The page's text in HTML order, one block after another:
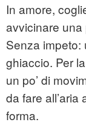
In amore,
avvicinare
Senza impeto:
ghiaccio. Per
un po’ di
da fare
forma.